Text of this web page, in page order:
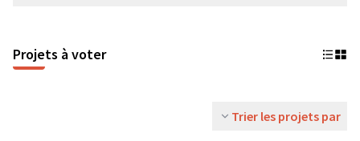
Projets à voter
Trier les projets par